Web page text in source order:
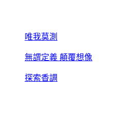
唯我莫測
無謂定義 顛覆想像
探索香調